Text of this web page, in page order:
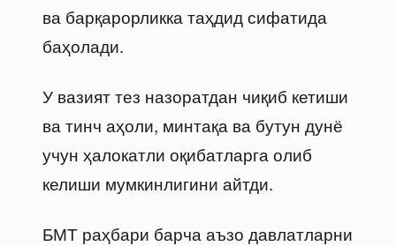
ва барқарорликка таҳдид сифатида
баҳолади.
У вазият тез назоратдан чиқиб кетиши
ва тинч аҳоли, минтақа ва бутун дунё
учун ҳалокатли оқибатларга олиб
келиши мумкинлигини айтди.
БМТ раҳбари барча аъзо давлатларни